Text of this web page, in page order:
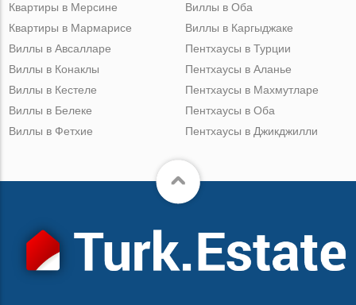
Квартиры в Мерсине
Квартиры в Мармарисе
Виллы в Оба
Виллы в Каргыджаке
Виллы в Авсалларе
Виллы в Конаклы
Виллы в Кестеле
Виллы в Белеке
Виллы в Фетхие
Пентхаусы в Турции
Пентхаусы в Аланье
Пентхаусы в Махмутларе
Пентхаусы в Оба
Пентхаусы в Джикджилли